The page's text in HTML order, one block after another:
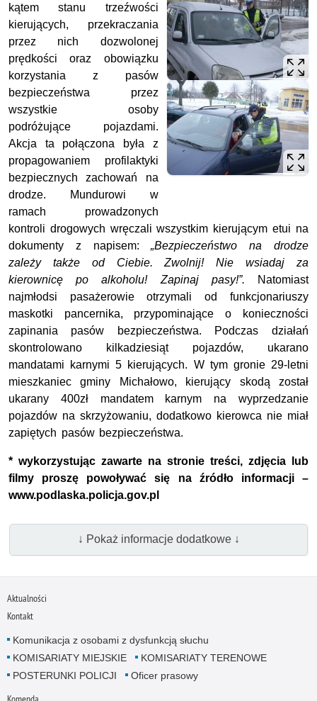
kątem stanu trzeźwości
kierujących, przekraczania
przez nich dozwolonej
prędkości oraz obowiązku
korzystania z pasów
bezpieczeństwa przez
wszystkie osoby
podróżujące pojazdami.
Akcja ta połączona była z
propagowaniem profilaktyki
bezpiecznych zachowań na
drodze. Mundurowi w
ramach prowadzonych
kontroli drogowych wręczali wszystkim kierującym etui na
dokumenty z napisem:„Bezpieczeństwo na drodze
zależy także od Ciebie. Zwolnij! Nie wsiadaj za
kierownicę po alkoholu! Zapinaj pasy!”. Natomiast
najmłodsi pasażerowie otrzymali od funkcjonariuszy
maskotki pancernika, przypominające o konieczności
zapinania pasów bezpieczeństwa. Podczas działań
skontrolowano kilkadziesiąt pojazdów, ukarano
mandatami karnymi 5 kierujących. W tym gronie 29-letni
mieszkaniec gminy Michałowo, kierujący skodą został
ukarany 400zł mandatem karnym na wyprzedzanie
pojazdów na skrzyżowaniu, dodatkowo kierowca nie miał
zapiętych pasów bezpieczeństwa.
* wykorzystując zawarte na stronie treści, zdjęcia lub
filmy proszę powoływać się na źródło informacji –
www.podlaska.policja.gov.pl
↓ Pokaż informacje dodatkowe ↓
Aktualności
Kontakt
Komunikacja z osobami z dysfunkcją słuchu
KOMISARIATY MIEJSKIE
KOMISARIATY TERENOWE
POSTERUNKI POLICJI
Oficer prasowy